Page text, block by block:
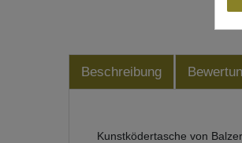
Beschreibung
Kunstködertasche von